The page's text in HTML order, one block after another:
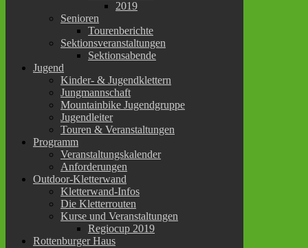
2019
Senioren
Tourenberichte
Sektionsveranstaltungen
Sektionsabende
Jugend
Kinder- & Jugendklettern
Jungmannschaft
Mountainbike Jugendgruppe
Jugendleiter
Touren & Veranstaltungen
Programm
Veranstaltungskalender
Anforderungen
Outdoor-Kletterwand
Kletterwand-Infos
Die Kletterrouten
Kurse und Veranstaltungen
Regiocup 2019
Rottenburger Haus